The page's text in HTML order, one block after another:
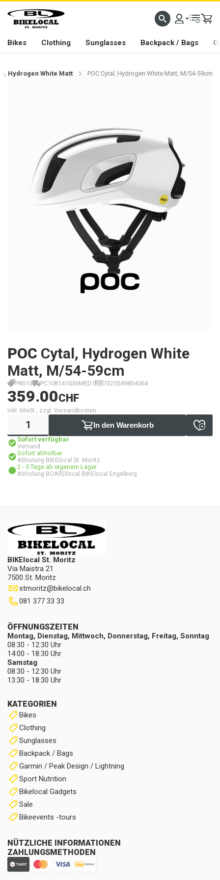
PASSION IN ALL WE DO
Bikes Clothing Sunglasses Backpack / Bags
Hydrogen White Matt POC Cytal, Hydrogen White Matt, M/54-59cm
POC Cytal, Hydrogen White
Matt, M/54-59cm
P8513 PC108141036MED1 7325549834064
359.00CHF
inkl. MwSt., zzgl. Versandkosten
In den Warenkorb
Sofort verfügbar
Versand
Sofort abholbar
Abholung BIKElocal St. Moritz
2 - 5 Tage ab eigenem Lager
Abholung BOARDlocal BIKElocal Engelberg
BIKElocal St. Moritz
Via Maistra 21
7500 St. Moritz
stmoritz@bikelocal.ch
081 377 33 33
KATEGORIEN
Bikes
Clothing
Sunglasses
Backpack / Bags
Garmin / Peak Design / Lightning
Sport Nutrition
Bikelocal Gadgets
Sale
Bikeevents -tours
NÜTZLICHE INFORMATIONEN
ZAHLUNGSMETHODEN
ÖFFNUNGSZEITEN
Montag, Dienstag, Mittwoch, Donnerstag, Freitag, Sonntag
08:30 - 12:30 Uhr
14:00 - 18:30 Uhr
Samstag
08:30 - 12:30 Uhr
13:30 - 18:30 Uhr